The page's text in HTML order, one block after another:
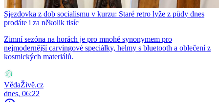
Sjezdovka z dob socialismu v kurzu: Staré retro lyže z půdy dnes
prodáte i za několik tisíc
Zimní sezóna na horách je pro mnohé synonymem pro
nejmodernější carvingové speciálky, helmy s bluetooth a oblečení z
kosmických materiálů.
VědaŽivě.cz
dnes, 06:22